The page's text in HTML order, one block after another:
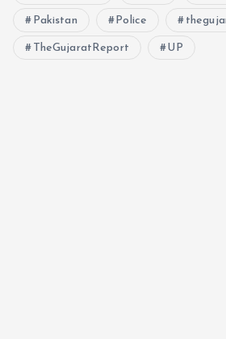
Pakistan Police
TheGujaratReport UP